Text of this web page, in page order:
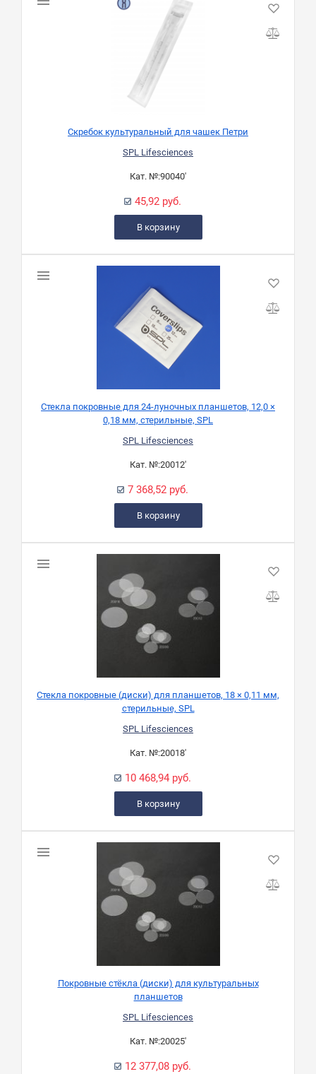
Скребок культуральный для чашек Петри
SPL Lifesciences
Кат. №:90040'
45,92 руб.
В корзину
Стекла покровные для 24-луночных планшетов, 12,0 ×
0,18 мм, стерильные, SPL
SPL Lifesciences
Кат. №:20012'
7 368,52 руб.
В корзину
Стекла покровные (диски) для планшетов, 18 × 0,11 мм,
стерильные, SPL
SPL Lifesciences
Кат. №:20018'
10 468,94 руб.
В корзину
Покровные стёкла (диски) для культуральных
планшетов
SPL Lifesciences
Кат. №:20025'
12 377,08 руб.